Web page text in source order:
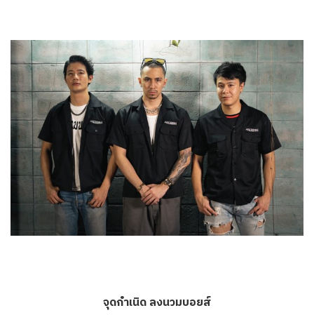
จุดกำเนิด ลงนวมบอยส์